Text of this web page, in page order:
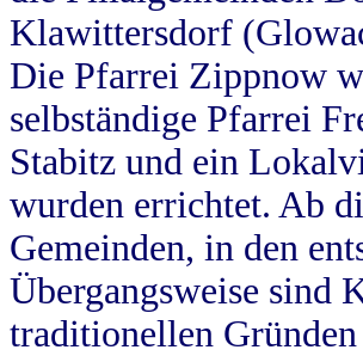
Klawittersdorf
Die Pfarrei Zippnow
selbständige Pfarrei
Stabitz und ein
wurden errichtet. Ab
Gemeinden, in den
Übergangsweise sind
traditionellen